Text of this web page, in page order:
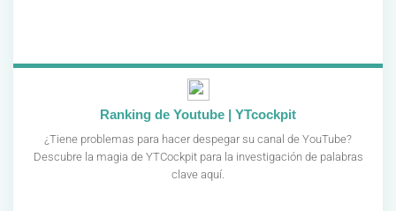
Ranking de Youtube | YTcockpit
¿Tiene problemas para hacer despegar su canal de YouTube?
Descubre la magia de YTCockpit para la investigación de palabras
clave aquí.